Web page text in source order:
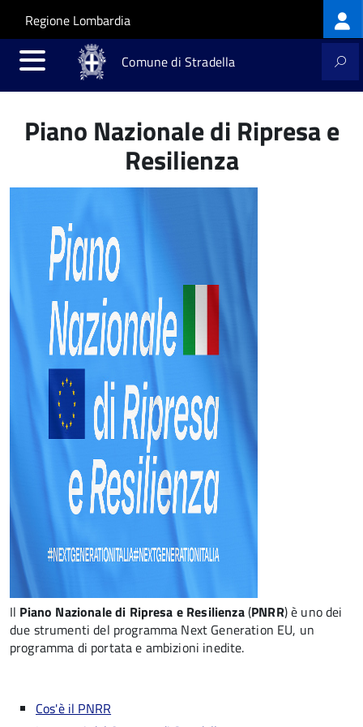
Salta al contenuto principale
Skip to site navigation
Regione Lombardia
Comune di Stradella
Piano Nazionale di Ripresa e
Resilienza
Il Piano Nazionale di Ripresa e Resilienza(PNRR) è uno dei
due strumenti del programma Next Generation EU, un
programma di portata e ambizioni inedite.
Cos'è il PNRR